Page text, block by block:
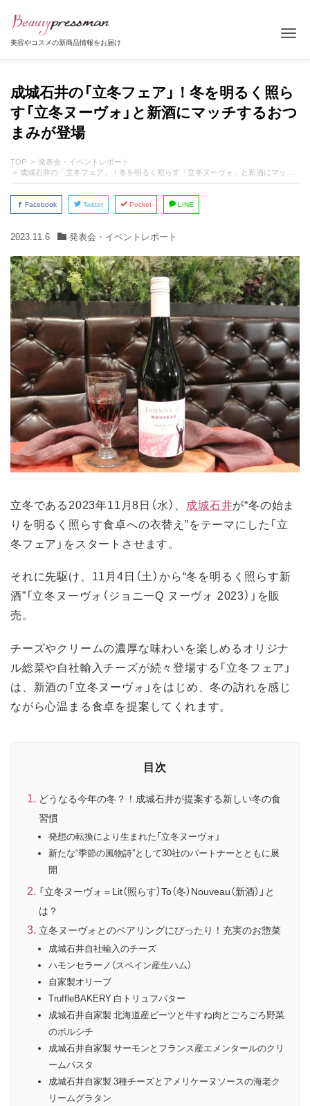
美容やコスメの新商品情報をお届け
成城石井の「立冬フェア」！冬を明るく照ら
す「立冬ヌーヴォ」と新酒にマッチするおつ
まみが登場
TOP
発表会・イベントレポート
成城石井の「立冬フェア」！冬を明るく照らす「立冬ヌーヴォ」と新酒にマッチするおつまみが登場
Facebook Twitter Pocket LINE
2023.11.6 発表会・イベントレポート
立冬である2023年11月8日（水）、 成城石井が“冬の始ま
りを明るく照らす食卓への衣替え”をテーマにした「立
冬フェア」をスタートさせます。
それに先駆け、11月4日（土）から“冬を明るく照らす新
酒”「立冬ヌーヴォ（ジョニーQ ヌーヴォ 2023）」を販
売。
チーズやクリームの濃厚な味わいを楽しめるオリジナ
ル総菜や自社輸入チーズが続々登場する「立冬フェア」
は、新酒の「立冬ヌーヴォ」をはじめ、冬の訪れを感じ
ながら心温まる食卓を提案してくれます。
目次
どうなる今年の冬？！成城石井が提案する新しい冬の食
習慣
発想の転換により生まれた「立冬ヌーヴォ」
新たな“季節の風物詩”として30社のパートナーとともに展
開
「立冬ヌーヴォ＝Lit（照らす）To（冬）Nouveau（新酒）」と
は？
立冬ヌーヴォとのペアリングにぴったり！充実のお惣菜
成城石井自社輸入のチーズ
ハモンセラーノ（スペイン産生ハム）
自家製オリーブ
TruffleBAKERY 白トリュフバター
成城石井自家製 北海道産ビーツと牛すね肉とごろごろ野菜
のボルシチ
成城石井自家製 サーモンとフランス産エメンタールのクリ
ームパスタ
成城石井自家製 3種チーズとアメリケーヌソースの海老ク
リームグラタン